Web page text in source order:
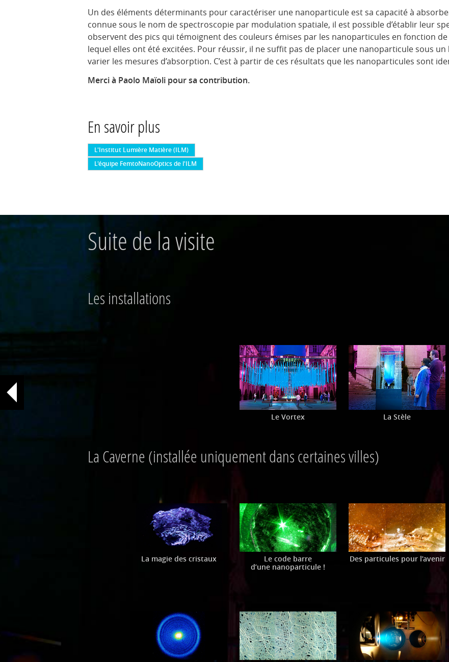
Un des éléments déterminants pour caractériser une nanoparticule est sa capacité à
connue sous le nom de spectroscopie par modulation spatiale, il est possible d’établir leur
observent des pics qui témoignent des couleurs émises par les nanoparticules en fonction de
lequel elles ont été excitées. Pour réussir, il ne suffit pas de placer une nanoparticule sous
varier les mesures d’absorption. C’est à partir de ces résultats que les nanoparticules sont
Merci à Paolo Maïoli pour sa contribution.
En savoir plus
L'Institut Lumière Matière (ILM)
L'équipe FemtoNanoOptics de l'ILM
Suite de la visite
Les installations
Le Vortex La Stèle
La Caverne (installée uniquement dans certaines villes)
La magie des cristaux
Le code barre
d’une nanoparticule !
Des particules pour l’avenir